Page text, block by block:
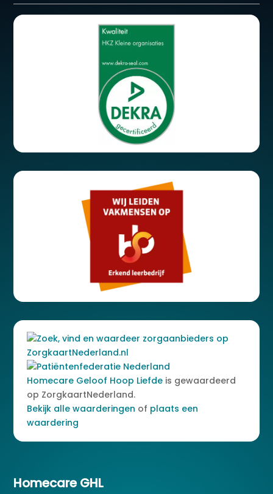
Homecare Geloof Hoop Liefde is gewaardeerd
op ZorgkaartNederland.
Bekijk alle waarderingen of plaats een
waardering
Homecare GHL